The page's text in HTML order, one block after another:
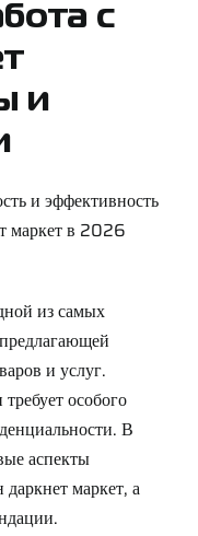
с
и
и эффективность
маркет в 2026
из самых
и услуг.
особого
В
аспекты
даркнет маркет, а